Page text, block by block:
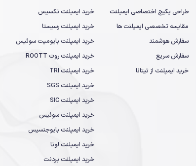
طراحی پکیج اختصاصی ایمپلنت
مقایسه تخصصی ایمپلنت ها
سفارش هوشمند
سفارش سریع
خرید ایمپلنت از تیتانا
خرید ایمپلنت نکسیس
خرید ایمپلنت رسیستا
خرید ایمپلنت بایومیت سوئیس
خرید ایمپلنت روت ROOTT
خرید ایمپلنت TRI
خرید ایمپلنت SGS
خرید ایمپلنت SIC
خرید ایمپلنت سوئیس
خرید ایمپلنت بایوجنسیس
خرید ایمپلنت لونا
خرید ایمپلنت بردنت